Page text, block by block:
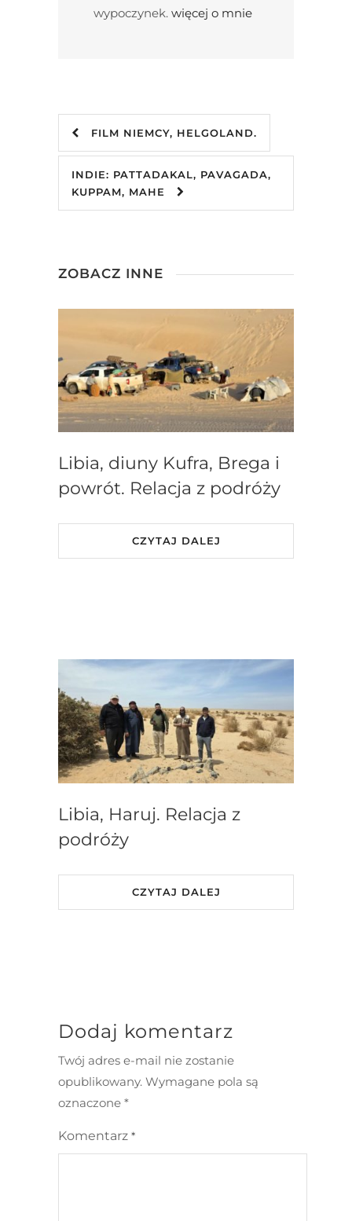
wypoczynek. więcej o mnie
FILM NIEMCY, HELGOLAND.
INDIE: PATTADAKAL, PAVAGADA,
KUPPAM, MAHE
ZOBACZ INNE
Libia, diuny Kufra, Brega i
powrót. Relacja z podróży
CZYTAJ DALEJ
Libia, Haruj. Relacja z
podróży
CZYTAJ DALEJ
Dodaj komentarz
Twój adres e-mail nie zostanie
opublikowany. Wymagane pola są
oznaczone *
Komentarz *